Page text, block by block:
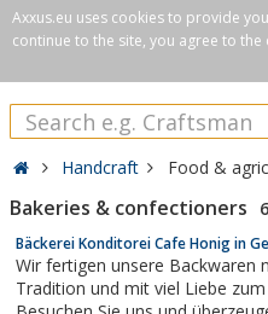
Axxus.eu uses cookies to provide
continue to the site, you agree to the
Handcraft Food &
Bakeries & confectioners
Bäckerei Konditorei Cafe Honig in
Wir fertigen unsere Backwaren
Tradition und mit viel Liebe